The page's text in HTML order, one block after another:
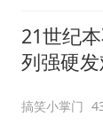
21世纪
列强硬
搞笑小掌门